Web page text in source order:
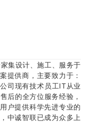
集设计、施工、服务于
提供商，主要致力于：
公司现有技术员工IT从业
后的全方位服务经验，
户提供科学先进专业的
中诚智联已成为众多上